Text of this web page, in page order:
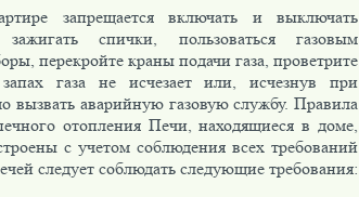
запрещается включать и выключать
спички, пользоваться газовым
перекройте краны подачи газа, проветрите
газа не исчезает или, исчезнув при
вызвать аварийную газовую службу. Правила
отопления Печи, находящиеся в доме,
с учетом соблюдения всех требований
следует соблюдать следующие требования: